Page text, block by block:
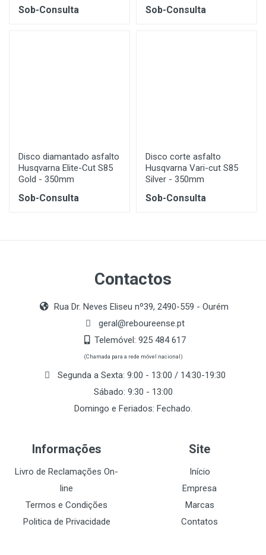
Sob-Consulta Sob-Consulta
Disco diamantado asfalto
Husqvarna Elite-Cut S85
Gold - 350mm
Sob-Consulta
Disco corte asfalto
Husqvarna Vari-cut S85
Silver - 350mm
Sob-Consulta
Contactos
Rua Dr. Neves Eliseu nº39, 2490-559 - Ourém
geral@reboureense.pt
Telemóvel: 925 484 617
(Chamada para a rede móvel nacional)
Segunda a Sexta: 9:00 - 13:00 / 14:30-19:30
Sábado: 9:30 - 13:00
Domingo e Feriados: Fechado.
Informações
Livro de Reclamações On-
line
Termos e Condições
Politica de Privacidade
Site
Início
Empresa
Marcas
Contatos